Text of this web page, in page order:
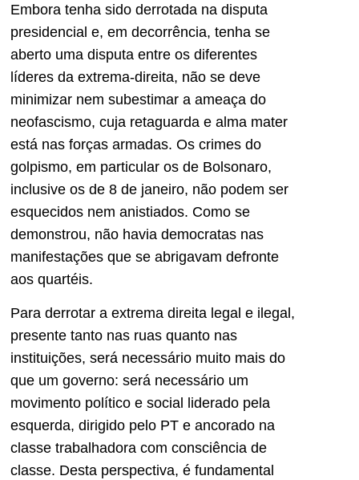
Embora tenha sido derrotada na disputa
presidencial e, em decorrência, tenha se
aberto uma disputa entre os diferentes
líderes da extrema-direita, não se deve
minimizar nem subestimar a ameaça do
neofascismo, cuja retaguarda e alma mater
está nas forças armadas. Os crimes do
golpismo, em particular os de Bolsonaro,
inclusive os de 8 de janeiro, não podem ser
esquecidos nem anistiados. Como se
demonstrou, não havia democratas nas
manifestações que se abrigavam defronte
aos quartéis.
Para derrotar a extrema direita legal e ilegal,
presente tanto nas ruas quanto nas
instituições, será necessário muito mais do
que um governo: será necessário um
movimento político e social liderado pela
esquerda, dirigido pelo PT e ancorado na
classe trabalhadora com consciência de
classe. Desta perspectiva, é fundamental